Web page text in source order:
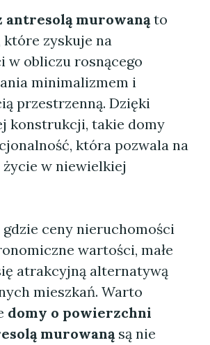
antresolą murowanąto
które zyskuje na
w obliczu rosnącego
minimalizmem i
przestrzenną. Dzięki
konstrukcji, takie domy
która pozwala na
w niewielkiej
ceny nieruchomości
wartości, małe
atrakcyjną alternatywą
mieszkań. Warto
domy o powierzchni
murowanąsą nie